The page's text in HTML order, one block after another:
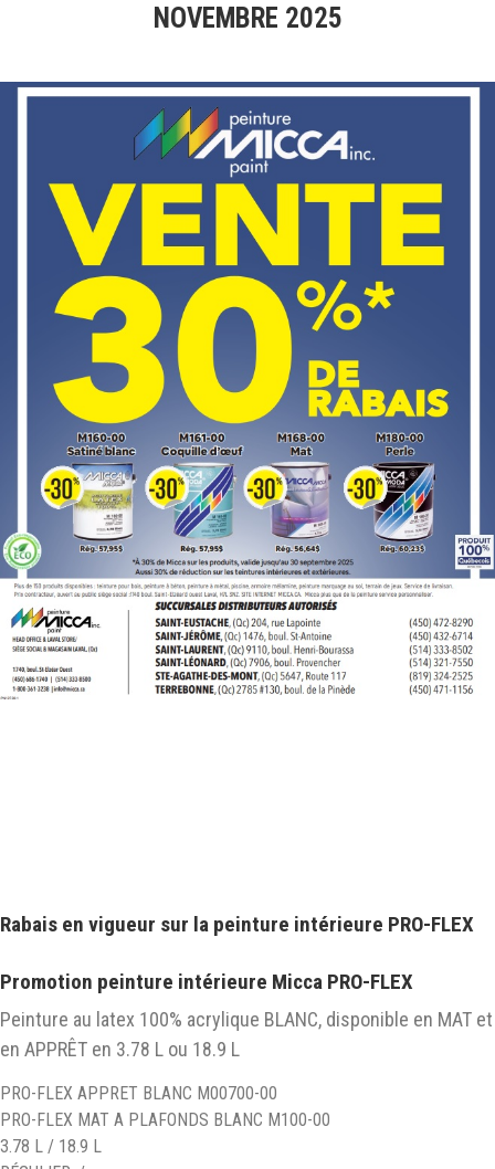
NOVEMBRE 2025
Rabais en vigueur sur la peinture intérieure PRO-FLEX
Promotion peinture intérieure Micca PRO-FLEX
Peinture au latex 100% acrylique BLANC, disponible en MAT et
en APPRÊT en 3.78 L ou 18.9 L
PRO-FLEX APPRET BLANC M00700-00
PRO-FLEX MAT A PLAFONDS BLANC M100-00
3.78 L / 18.9 L